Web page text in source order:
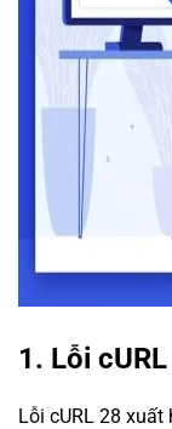
1. Lỗi
Lỗi cURL 28